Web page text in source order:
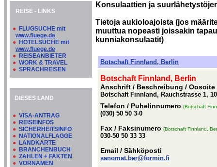
REISE - LINKS
● FLUGSUCHE mit
www.fluege.de
● HOTELSUCHE mit
www.fluege.de
● REISEANBIETER
● WORK & TRAVEL
● SPRACHREISEN
DIESES LAND
● VISA-ANTRAG
● REISEINFOS
● SICHERHEITSINFO
● NATIONALFLAGGE
● LANDKARTE
● BRANCHENBUCH
● ZAHLEN + FAKTEN
● VORNAMEN
Konsulaattien ja
Tietoja aukioloajoista (jos
muuttua nopeasti joissakin
kunniakonsulaatit)
Botschaft Finnland, Berlin
Botschaft Finnland, Berlin
Anschrift / Beschreibung / Oosoite
Botschaft Finnland, Rauchstrasse 1,
Telefon / Puhelinnumero (Botschaft
(030) 50 50 3-0
Fax / Faksinumero (Botschaft Finnland,
030-50 50 33 33
Email / Sähköposti
sanomat.ber@formin.fi